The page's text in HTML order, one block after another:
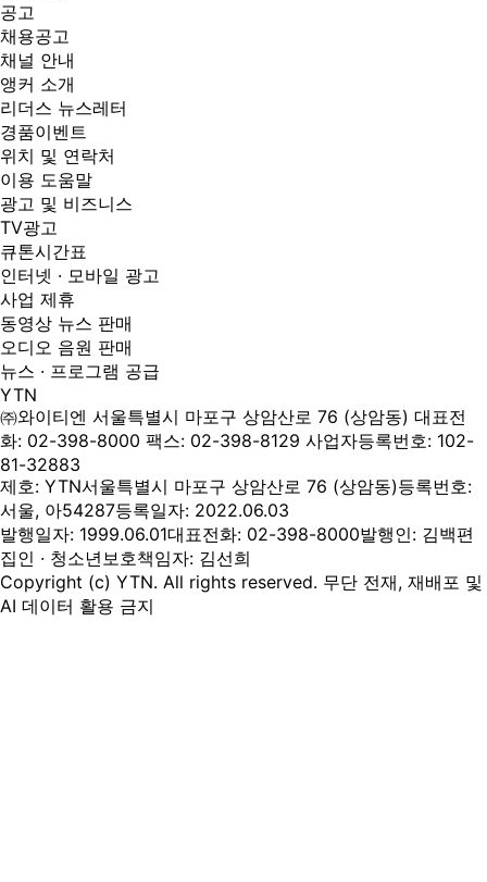
공고
채용공고
채널 안내
앵커 소개
리더스 뉴스레터
경품이벤트
위치 및 연락처
이용 도움말
광고 및 비즈니스
TV광고
큐톤시간표
인터넷 · 모바일 광고
사업 제휴
동영상 뉴스 판매
오디오 음원 판매
뉴스 · 프로그램 공급
YTN
㈜와이티엔 서울특별시 마포구 상암산로 76 (상암동) 대표전
화: 02-398-8000 팩스: 02-398-8129 사업자등록번호: 102-
81-32883
제호: YTN서울특별시 마포구 상암산로 76 (상암동)등록번호:
서울, 아54287등록일자: 2022.06.03
발행일자: 1999.06.01대표전화: 02-398-8000발행인: 김백편
집인 · 청소년보호책임자: 김선희
Copyright (c) YTN. All rights reserved. 무단 전재, 재배포 및
AI 데이터 활용 금지